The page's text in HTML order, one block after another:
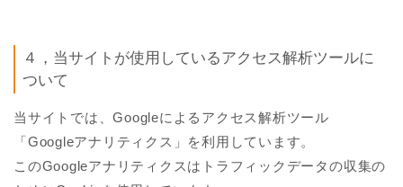
４，当サイトが使用しているアクセス解析ツールに
ついて
当サイトでは、Googleによるアクセス解析ツール
「Googleアナリティクス」を利用しています。
このGoogleアナリティクスはトラフィックデータの収集の